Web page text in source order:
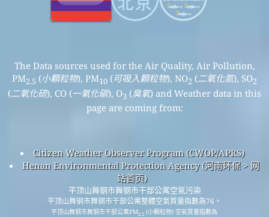
The Data sources used for the Air Quality, Air Pollution,
PM2.5 (小顆粒物), PM10 (可吸入顆粒物), NO2 (二氧化氮), SO2
(二氧化硫), CO (一氧化碳), O3 (臭氧) and Weather data in this
page are coming from:
Citizen Weather Observer Program (CWOP/APRS)
Henan Environmental Protection Agency (河南环保 > 网
站首页)
平顶山舞钢市舞钢市干部公寓空氣污染
平顶山舞钢市舞钢市干部公寓整體空氣質量指數為76。
平顶山舞钢市舞钢市干部公寓PM2.5 (小顆粒物) 空氣質量指數為